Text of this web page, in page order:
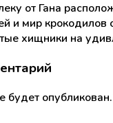
от Гана
и мир крокодилов
хищники на
будет опубликован.